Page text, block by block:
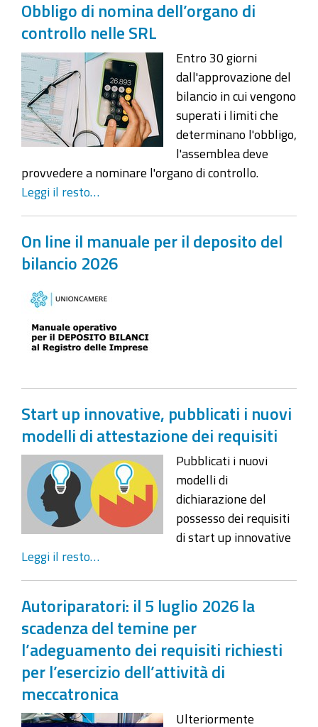
Obbligo di nomina dell’organo di
controllo nelle SRL
Entro 30 giorni
dall'approvazione del
bilancio in cui vengono
superati i limiti che
determinano l'obbligo,
l'assemblea deve
provvedere a nominare l'organo di controllo.
Leggi il resto…
On line il manuale per il deposito del
bilancio 2026
Start up innovative, pubblicati i nuovi
modelli di attestazione dei requisiti
Pubblicati i nuovi
modelli di
dichiarazione del
possesso dei requisiti
di start up innovative
Leggi il resto…
Autoriparatori: il 5 luglio 2026 la
scadenza del temine per
l’adeguamento dei requisiti richiesti
per l’esercizio dell’attività di
meccatronica
Ulteriormente